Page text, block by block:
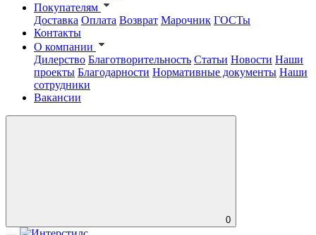
Покупателям
Доставка Оплата Возврат Марочник ГОСТы
Контакты
О компании
Дилерство Благотворительность Статьи Новости Наши
проекты Благодарности Нормативные документы Наши
сотрудники
Вакансии
0